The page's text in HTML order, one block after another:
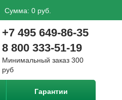
Сумма: 0 руб.
+7 495 649-86-35
8 800 333-51-19
Минимальный заказ 300
руб
Гарантии